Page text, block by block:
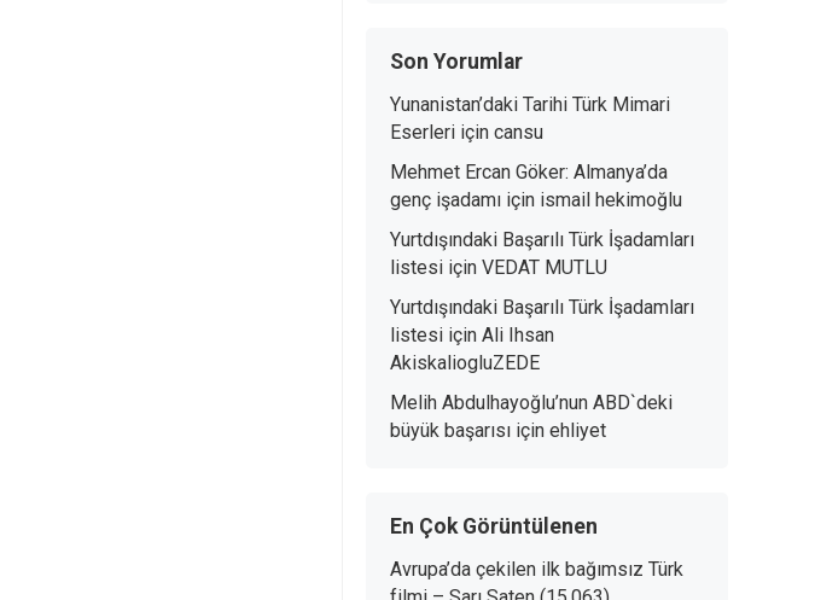
Son Yorumlar
Yunanistan’daki Tarihi Türk Mimari
Eserleri için cansu
Mehmet Ercan Göker: Almanya’da
genç işadamı için ismail hekimoğlu
Yurtdışındaki Başarılı Türk İşadamları
listesi için VEDAT MUTLU
Yurtdışındaki Başarılı Türk İşadamları
listesi için Ali Ihsan
AkiskaliogluZEDE
Melih Abdulhayoğlu’nun ABD`deki
büyük başarısı için ehliyet
En Çok Görüntülenen
Avrupa’da çekilen ilk bağımsız Türk